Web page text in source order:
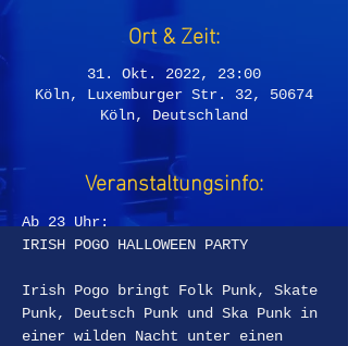
Ort & Zeit:
31. Okt. 2022, 23:00
Köln, Luxemburger Str. 32, 50674
Köln, Deutschland
Veranstaltungsinfo:
Ab 23 Uhr:
IRISH POGO HALLOWEEN PARTY
Irish Pogo bringt Folk Punk, Skate
Punk, Deutsch Punk und Ska Punk in
einer wilden Nacht unter einen